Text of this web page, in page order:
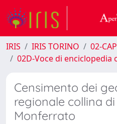
IRIS IRIS TORINO
02-
02D-Voce di enciclopedia
Censimento dei
regionale collina
Monferrato